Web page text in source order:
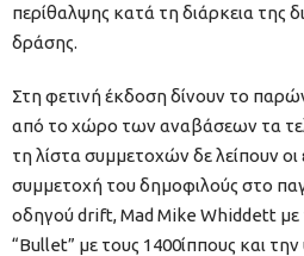
περίθαλψης κατά τη διάρκεια της
δράσης.
Στη φετινή έκδοση δίνουν το
από το χώρο των αναβάσεων τα
τη λίστα συμμετοχών δε λείπουν
συμμετοχή του δημοφιλούς στο
οδηγού drift, Mad Mike Whiddett με
“Bullet” με τους 1400ίππους και